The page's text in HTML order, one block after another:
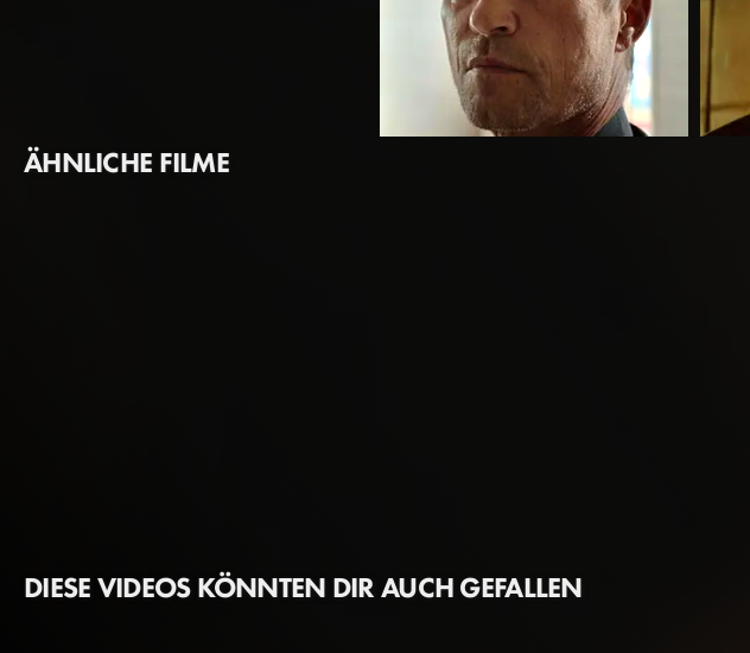
ÄHNLICHE FILME
DIESE VIDEOS KÖNNTEN DIR AUCH GEFALLEN